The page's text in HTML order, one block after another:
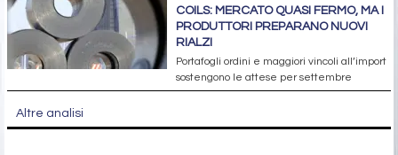
COILS: MERCATO QUASI FERMO, MA I
PRODUTTORI PREPARANO NUOVI
RIALZI
Portafogli ordini e maggiori vincoli all’import
sostengono le attese per settembre
Altre analisi